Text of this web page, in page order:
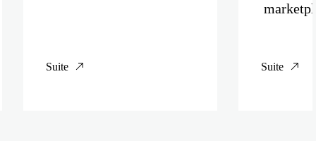
Suite Suite